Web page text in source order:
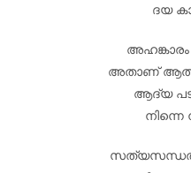
ദയ
അതാണ്
ആദ്യ
നിന്നെ